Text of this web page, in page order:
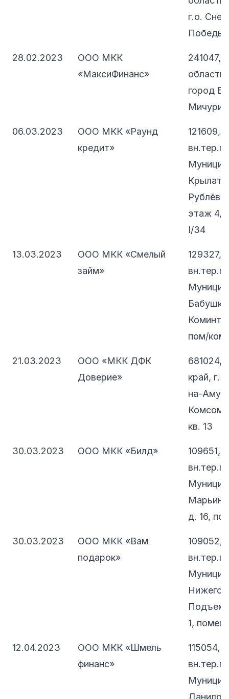
г.о.
Победы,
28.02.2023
ООО МКК
«МаксиФинанс»
241047,
город
06.03.2023
ООО МКК «Раунд
кредит»
121609,
вн.тер.г.
этаж 4,
I/34
13.03.2023
ООО МКК «Смелый
займ»
129327,
вн.тер.г.
пом/
21.03.2023
ООО «МКК ДФК
Доверие»
681024,
край, г.
на-
кв. 13
30.03.2023 ООО МКК «Билд»
109651,
вн.тер.г.
д. 16,
30.03.2023
ООО МКК «Вам
подарок»
109052,
вн.тер.г.
1,
12.04.2023
ООО МКК «Шмель
финанс»
115054,
вн.тер.г.